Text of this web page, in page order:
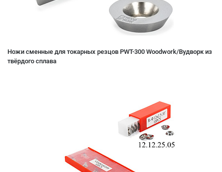
Ножи сменные для токарных резцов PWT-300 Woodwork/Вудворк из
твёрдого сплава